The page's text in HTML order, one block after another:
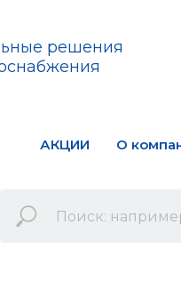
решения
АКЦИИ О